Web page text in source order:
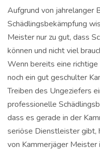
Aufgrund von jahrelanger
Schädlingsbekämpfung
Meister nur zu gut, dass
können und nicht viel
Wenn bereits eine
noch ein gut geschulter
Treiben des Ungeziefers
professionelle
dass es gerade in der
seriöse Dienstleister gibt,
von Kammerjäger